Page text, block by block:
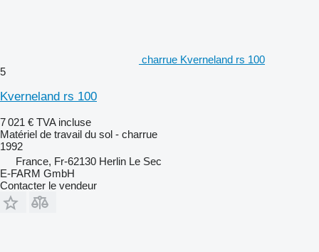
charrue Kverneland rs 100
5
Kverneland rs 100
7 021 € TVA incluse
Matériel de travail du sol - charrue
1992
France, Fr-62130 Herlin Le Sec
E-FARM GmbH
Contacter le vendeur